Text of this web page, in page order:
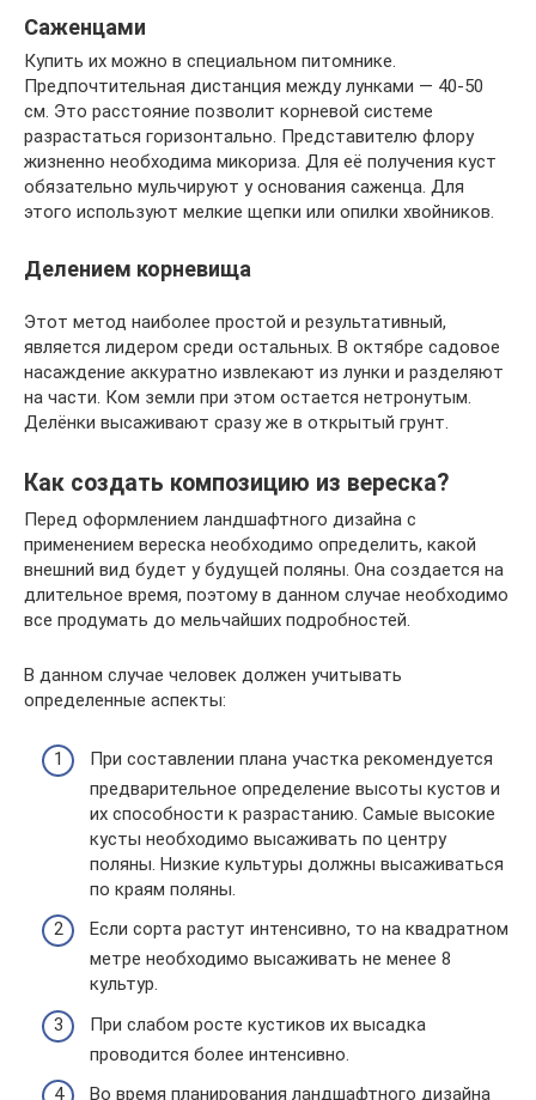
Саженцами
Купить их можно в специальном питомнике.
Предпочтительная дистанция между лунками — 40-50
см. Это расстояние позволит корневой системе
разрастаться горизонтально. Представителю флору
жизненно необходима микориза. Для её получения куст
обязательно мульчируют у основания саженца. Для
этого используют мелкие щепки или опилки хвойников.
Делением корневища
Этот метод наиболее простой и результативный,
является лидером среди остальных. В октябре садовое
насаждение аккуратно извлекают из лунки и разделяют
на части. Ком земли при этом остается нетронутым.
Делёнки высаживают сразу же в открытый грунт.
Как создать композицию из вереска?
Перед оформлением ландшафтного дизайна с
применением вереска необходимо определить, какой
внешний вид будет у будущей поляны. Она создается на
длительное время, поэтому в данном случае необходимо
все продумать до мельчайших подробностей.
В данном случае человек должен учитывать
определенные аспекты:
При составлении плана участка рекомендуется
предварительное определение высоты кустов и
их способности к разрастанию. Самые высокие
кусты необходимо высаживать по центру
поляны. Низкие культуры должны высаживаться
по краям поляны.
Если сорта растут интенсивно, то на квадратном
метре необходимо высаживать не менее 8
культур.
При слабом росте кустиков их высадка
проводится более интенсивно.
Во время планирования ландшафтного дизайна